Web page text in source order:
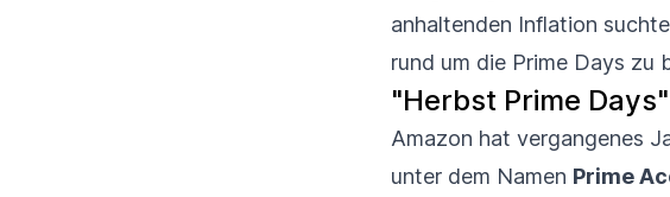
anhaltenden Inflation
rund um die Prime Days zu
"Herbst Prime
Amazon hat vergangenes
unter dem Namen Prime